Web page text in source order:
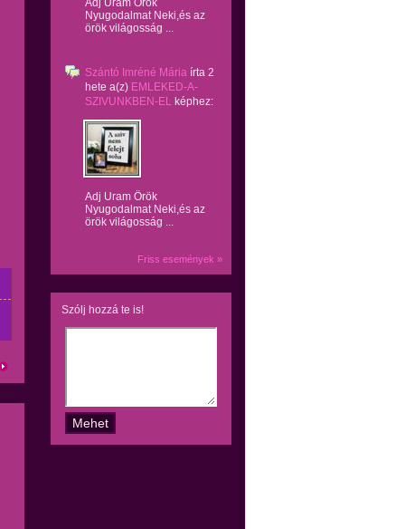
Adj Uram Örök
Nyugodalmat Neki,és az
örök világosság ...
Szántó Imréné Mária írta 2
hete a(z) EMLEKED-A-
SZIVUNKBEN-EL képhez:
Adj Uram Örök
Nyugodalmat Neki,és az
örök világosság ...
Friss események »
Szólj hozzá te is!